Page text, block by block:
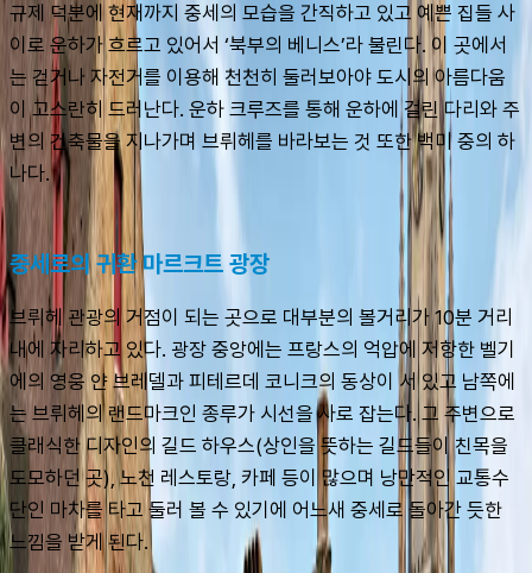
규제 덕분에 현재까지 중세의 모습을 간직하고 있고 예쁜 집들 사
이로 운하가 흐르고 있어서 ‘북부의 베니스’라 불린다. 이 곳에서
는 걷거나 자전거를 이용해 천천히 둘러보아야 도시의 아름다움
이 고스란히 드러난다. 운하 크루즈를 통해 운하에 걸린 다리와 주
변의 건축물을 지나가며 브뤼헤를 바라보는 것 또한 백미 중의 하
나다.
중세로의 귀환 마르크트 광장
브뤼헤 관광의 거점이 되는 곳으로 대부분의 볼거리가 10분 거리
내에 자리하고 있다. 광장 중앙에는 프랑스의 억압에 저항한 벨기
에의 영웅 얀 브레델과 피테르데 코니크의 동상이 서 있고 남쪽에
는 브뤼헤의 랜드마크인 종루가 시선을 사로 잡는다. 그 주변으로
클래식한 디자인의 길드 하우스(상인을 뜻하는 길드들이 친목을
도모하던 곳), 노천 레스토랑, 카페 등이 많으며 낭만적인 교통수
단인 마차를 타고 둘러 볼 수 있기에 어느새 중세로 돌아간 듯한
느낌을 받게 된다.